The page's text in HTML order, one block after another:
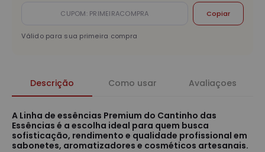
Copiar
Válido para sua primeira compra
Descrição Como usar Avaliaçoes
A Linha de essências Premium do Cantinho das
Essências é a escolha ideal para quem busca
sofisticação, rendimento e qualidade profissional em
sabonetes, aromatizadores e cosméticos artesanais.